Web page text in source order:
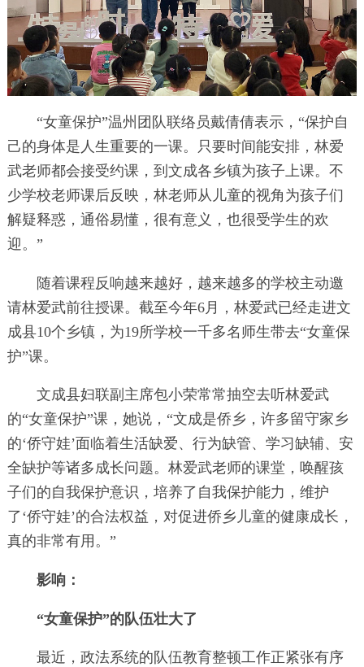
“女童保护”温州团队联络员戴倩倩表示，“保护自
己的身体是人生重要的一课。只要时间能安排，林爱
武老师都会接受约课，到文成各乡镇为孩子上课。不
少学校老师课后反映，林老师从儿童的视角为孩子们
解疑释惑，通俗易懂，很有意义，也很受学生的欢
迎。”
随着课程反响越来越好，越来越多的学校主动邀
请林爱武前往授课。截至今年6月，林爱武已经走进文
成县10个乡镇，为19所学校一千多名师生带去“女童保
护”课。
文成县妇联副主席包小荣常常抽空去听林爱武
的“女童保护”课，她说，“文成是侨乡，许多留守家乡
的‘侨守娃’面临着生活缺爱、行为缺管、学习缺辅、安
全缺护等诸多成长问题。林爱武老师的课堂，唤醒孩
子们的自我保护意识，培养了自我保护能力，维护
了‘侨守娃’的合法权益，对促进侨乡儿童的健康成长，
真的非常有用。”
影响：
“女童保护”的队伍壮大了
最近，政法系统的队伍教育整顿工作正紧张有序